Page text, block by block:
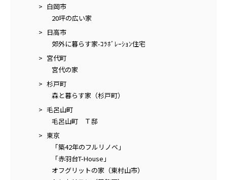
白岡市
20坪の広い家
日高市
郊外に暮らす家-ｺﾗﾎﾞﾚｰｼｮﾝ住宅
宮代町
宮代の家
杉戸町
森と暮らす家（杉戸町）
毛呂山町
毛呂山町 Ｔ邸
東京
「築42年のフルリノベ」
「赤羽台T-House」
オフグリットの家（東村山市）